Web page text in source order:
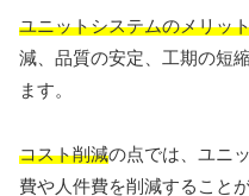
ユニットシステムのメリッ
減、品質の安定、工期の短
ます。
コスト削減の点では、ユニ
費や人件費を削減すること